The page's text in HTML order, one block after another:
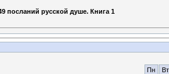
посланий русской душе. Книга 1
Пн Вт